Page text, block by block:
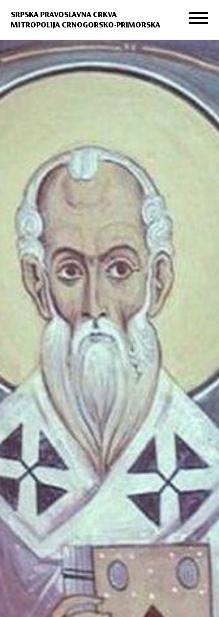
SRPSKA PRAVOSLAVNA CRKVA
MITROPOLIJA CRNOGORSKO-PRIMORSKA